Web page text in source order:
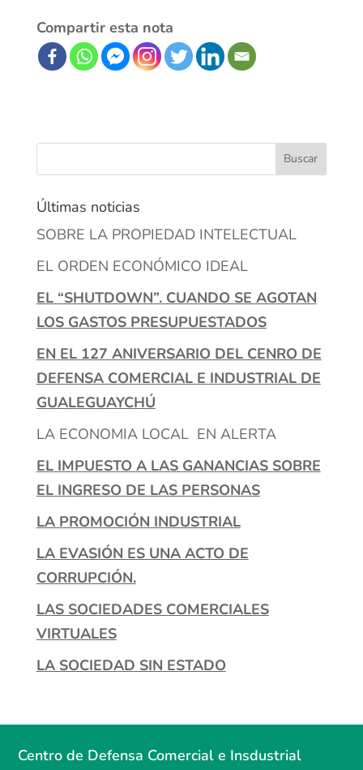
Compartir esta nota
Últimas noticias
SOBRE LA PROPIEDAD INTELECTUAL
EL ORDEN ECONÓMICO IDEAL
EL “SHUTDOWN”. CUANDO SE AGOTAN
LOS GASTOS PRESUPUESTADOS
EN EL 127 ANIVERSARIO DEL CENRO DE
DEFENSA COMERCIAL E INDUSTRIAL DE
GUALEGUAYCHÚ
LA ECONOMIA LOCAL EN ALERTA
EL IMPUESTO A LAS GANANCIAS SOBRE
EL INGRESO DE LAS PERSONAS
LA PROMOCIÓN INDUSTRIAL
LA EVASIÓN ES UNA ACTO DE
CORRUPCIÓN.
LAS SOCIEDADES COMERCIALES
VIRTUALES
LA SOCIEDAD SIN ESTADO
Centro de Defensa Comercial e Insdustrial